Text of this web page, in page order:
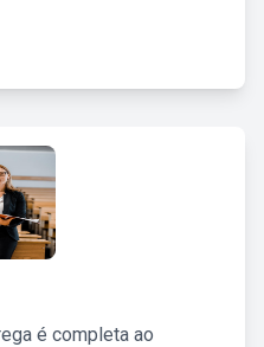
é completa ao